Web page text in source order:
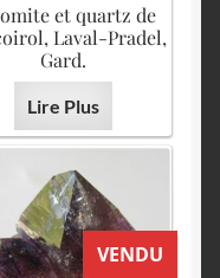
et quartz de
Laval-Pradel,
Gard.
Lire Plus
VENDU